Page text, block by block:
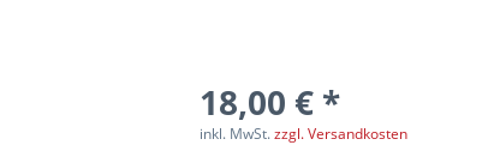
18,00 € *
inkl. MwSt.zzgl. Versandkosten